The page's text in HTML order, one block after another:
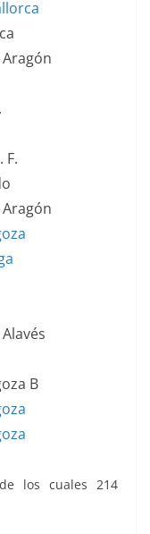
F.
B
los cuales 214